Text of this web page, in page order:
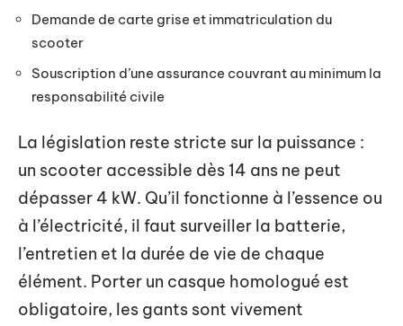
Demande de carte grise et immatriculation du
scooter
Souscription d’une assurance couvrant au minimum la
responsabilité civile
La législation reste stricte sur la puissance :
un scooter accessible dès 14 ans ne peut
dépasser 4 kW. Qu’il fonctionne à l’essence ou
à l’électricité, il faut surveiller la batterie,
l’entretien et la durée de vie de chaque
élément. Porter un casque homologué est
obligatoire, les gants sont vivement